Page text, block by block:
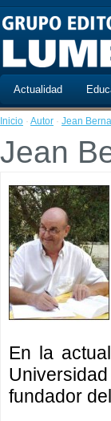
Actualidad
Inicio · Autor · Jean
Jean
En la
fundador